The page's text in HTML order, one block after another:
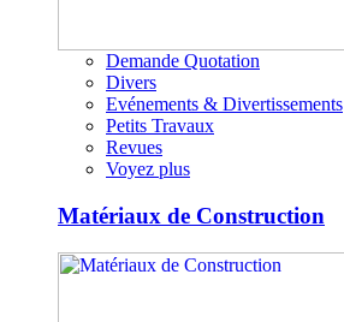
Demande Quotation
Divers
Evénements & Divertissements
Petits Travaux
Revues
Voyez plus
Matériaux de Construction